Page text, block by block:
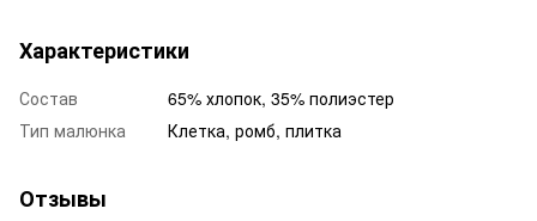
Характеристики
Состав
65% хлопок, 35% полиэстер
Тип малюнка
Клетка, ромб, плитка
Отзывы